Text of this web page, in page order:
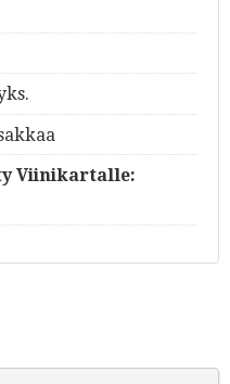
Viinikartalle: